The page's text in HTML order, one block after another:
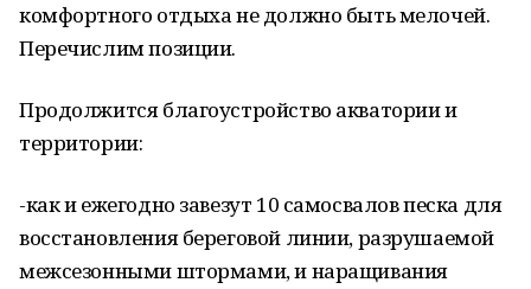
комфортного отдыха не должно быть мелочей.
Перечислим позиции.
Продолжится благоустройство акватории и
территории:
-как и ежегодно завезут 10 самосвалов песка для
восстановления береговой линии, разрушаемой
межсезонными штормами, и наращивания